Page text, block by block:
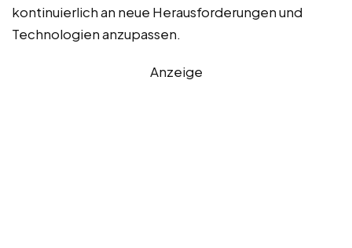
kontinuierlich an neue Herausforderungen und
Technologien anzupassen.
Anzeige